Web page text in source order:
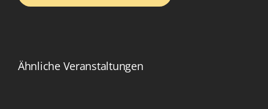
Ähnliche Veranstaltungen